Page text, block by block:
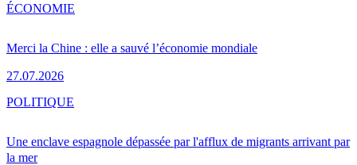
Merci la Chine : elle a sauvé l’économie mondiale
27.07.2026
ÉCONOMIE
Une enclave espagnole dépassée par l'afflux de migrants arrivant par
la mer
POLITIQUE